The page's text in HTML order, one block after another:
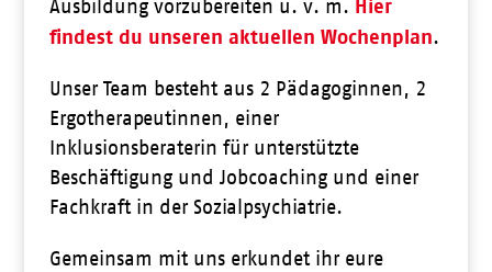
Ausbildung vorzubereiten u. v. m. Hier
findest du unseren aktuellen Wochenplan.
Unser Team besteht aus 2 Pädagoginnen, 2
Ergotherapeutinnen, einer
Inklusionsberaterin für unterstützte
Beschäftigung und Jobcoaching und einer
Fachkraft in der Sozialpsychiatrie.
Gemeinsam mit uns erkundet ihr eure